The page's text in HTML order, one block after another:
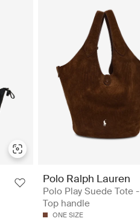
Polo Ralph Lauren
Polo Play Suede Tote -
Top handle
ONE SIZE